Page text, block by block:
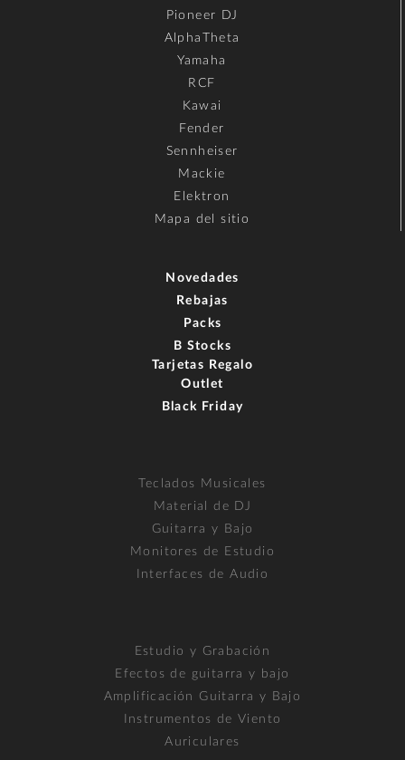
Pioneer DJ
AlphaTheta
Yamaha
RCF
Kawai
Fender
Sennheiser
Mackie
Elektron
Mapa del sitio
Novedades
Rebajas
Packs
B Stocks
Tarjetas Regalo
Outlet
Black Friday
Teclados Musicales
Material de DJ
Guitarra y Bajo
Monitores de Estudio
Interfaces de Audio
Estudio y Grabación
Efectos de guitarra y bajo
Amplificación Guitarra y Bajo
Instrumentos de Viento
Auriculares